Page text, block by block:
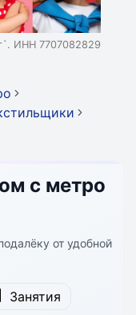
ИНН 7707082829
с метро
от удобной
Занятия